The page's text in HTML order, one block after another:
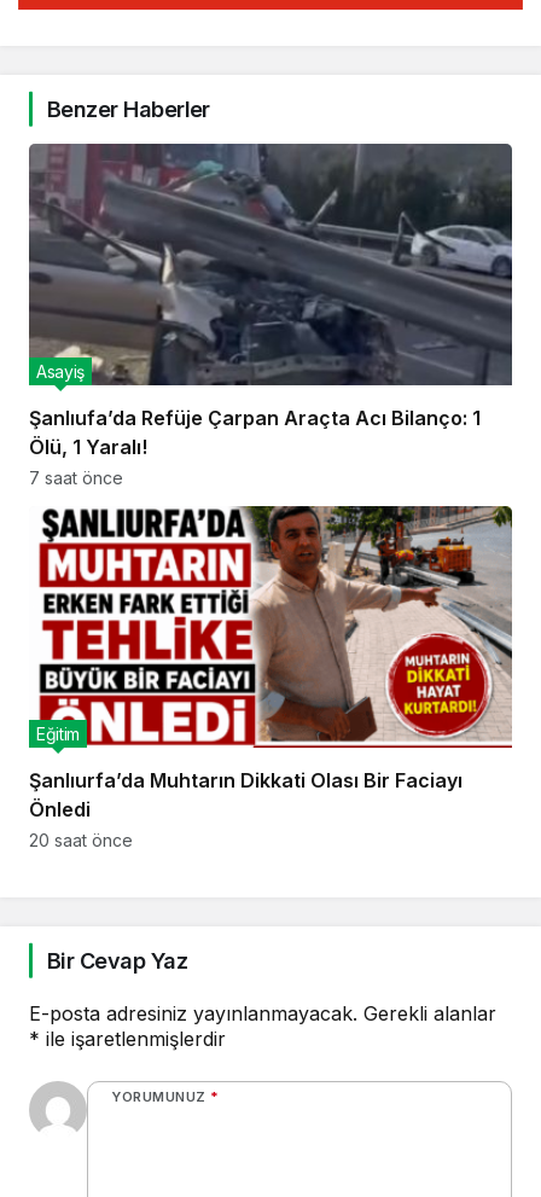
Benzer Haberler
Şanlıufa’da Refüje Çarpan Araçta Acı Bilanço: 1
Ölü, 1 Yaralı!
Asayiş
7 saat önce
Şanlıurfa’da Muhtarın Dikkati Olası Bir Faciayı
Önledi
Eğitim
20 saat önce
Bir Cevap Yaz
E-posta adresiniz yayınlanmayacak. Gerekli alanlar
* ile işaretlenmişlerdir
YORUMUNUZ *